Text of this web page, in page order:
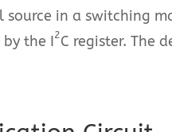
in a switching
the I2C register. The